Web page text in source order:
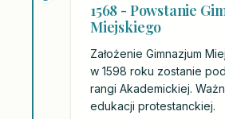
1568 - Powstanie
Miejskiego
Założenie Gimnazjum
w 1598 roku zostanie
rangi Akademickiej.
edukacji protestanckiej.